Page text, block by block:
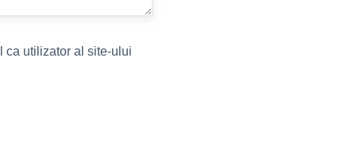
ca utilizator al site-ului